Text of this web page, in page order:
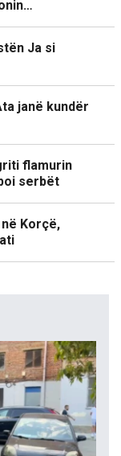
Ja si
janë kundër
flamurin
serbët
Korçë,